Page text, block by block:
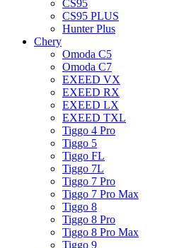
CS95
CS95 PLUS
Hunter Plus
Chery
Omoda C5
Omoda C7
EXEED VX
EXEED RX
EXEED LX
EXEED TXL
Tiggo 4 Pro
Tiggo 5
Tiggo FL
Tiggo 7L
Tiggo 7 Pro
Tiggo 7 Pro Max
Tiggo 8
Tiggo 8 Pro
Tiggo 8 Pro Max
Tiggo 9